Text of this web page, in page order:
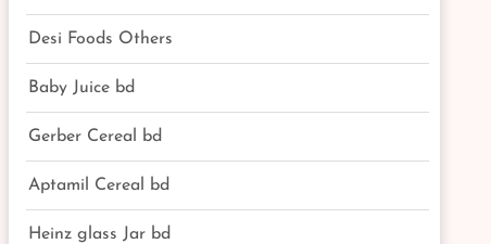
Desi Foods Others
Baby Juice bd
Gerber Cereal bd
Aptamil Cereal bd
Heinz glass Jar bd